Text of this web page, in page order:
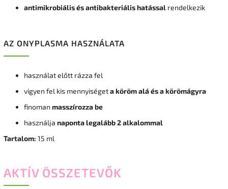
antimikrobiális és antibakteriális hatással rendelkezik
AZ ONYPLASMA HASZNÁLATA
használat előtt rázza fel
vigyen fel kis mennyiségeta köröm alá és a körömágyra
finoman masszírozza be
használja naponta legalább 2 alkalommal
Tartalom: 15 ml
AKTÍV ÖSSZETEVŐK